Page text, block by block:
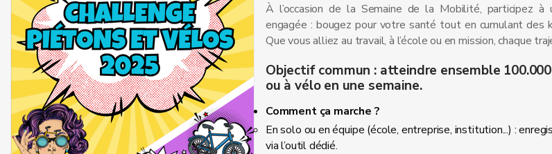
À l’occasion de la Semaine de la Mobilité, participez
engagée : bougez pour votre santé tout en cumulant des
Que vous alliez au travail, à l’école ou en mission, chaque
Objectif commun : atteindre ensemble
ou à vélo en une semaine.
Comment ça marche ?
En solo ou en équipe (école, entreprise, institution...) :
via l’outil dédié.